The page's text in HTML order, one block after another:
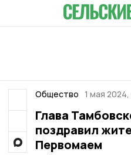
Общество 1 мая
Глава
поздравил
Первомаем